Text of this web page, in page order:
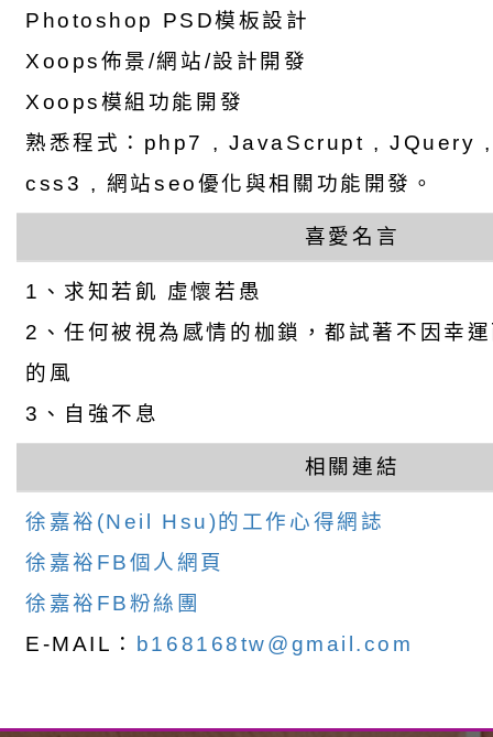
Photoshop PSD模板設計
Xoops佈景/網站/設計開發
Xoops模組功能開發
熟悉程式：php7 , JavaScrupt , JQuery
css3 , 網站seo優化與相關功能開發。
喜愛名言
1、求知若飢 虛懷若愚
2、任何被視為感情的枷鎖，都試著不因幸
的風
3、自強不息
相關連結
徐嘉裕(Neil Hsu)的工作心得網誌
徐嘉裕FB個人網頁
徐嘉裕FB粉絲團
E-MAIL： b168168tw@gmail.com